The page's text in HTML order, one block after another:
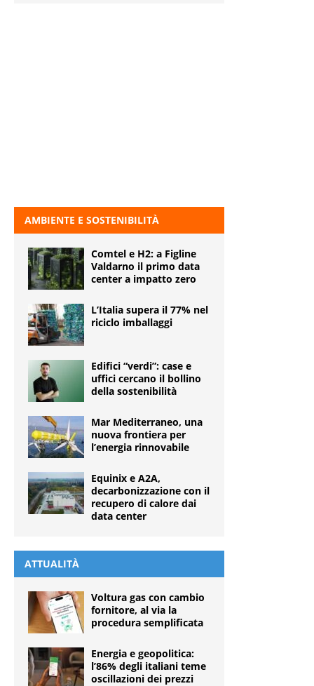
AMBIENTE E SOSTENIBILITÀ
Comtel e H2: a Figline
Valdarno il primo data
center a impatto zero
L’Italia supera il 77% nel
riciclo imballaggi
Edifici “verdi”: case e
uffici cercano il bollino
della sostenibilità
Mar Mediterraneo, una
nuova frontiera per
l’energia rinnovabile
Equinix e A2A,
decarbonizzazione con il
recupero di calore dai
data center
ATTUALITÀ
Voltura gas con cambio
fornitore, al via la
procedura semplificata
Energia e geopolitica:
l’86% degli italiani teme
oscillazioni dei prezzi